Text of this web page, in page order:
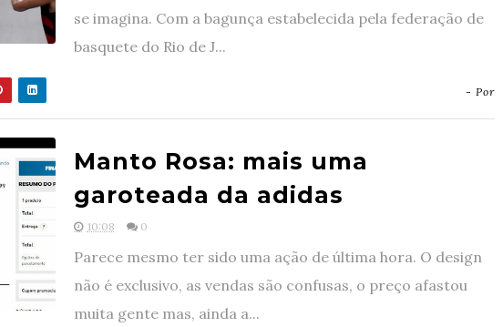
se imagina. Com a bagunça estabelecida pela federação de
basquete do Rio de J...
- Por
Manto Rosa: mais uma
garoteada da adidas
10:08 0
Parece mesmo ter sido uma ação de última hora. O design
não é exclusivo, as vendas são confusas, o preço afastou
muita gente mas, ainda a...